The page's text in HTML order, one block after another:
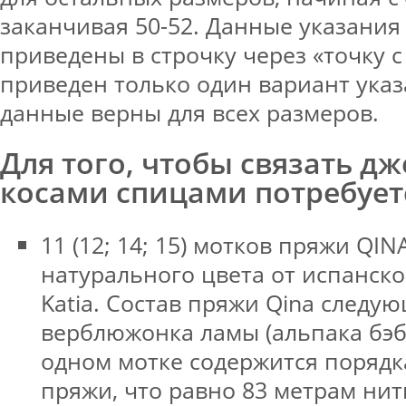
заканчивая 50-52. Данные
приведены в строчку через «точку
приведен только один вариант
данные верны для всех размеров.
Для того, чтобы связать
косами спицами
11 (12; 14; 15) мотков пряжи
натурального цвета от
Katia. Состав пряжи Qina
верблюжонка ламы (альпака
одном мотке содержится
пряжи, что равно 83 метрам